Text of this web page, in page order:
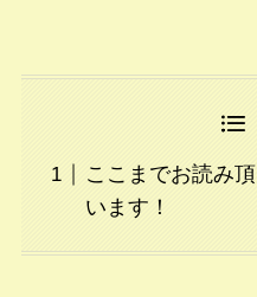
ここまでお読み
います！